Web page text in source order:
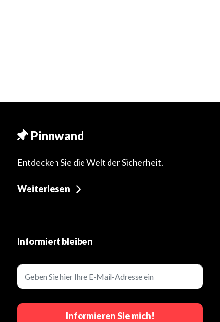
Pinnwand
Entdecken Sie die Welt der Sicherheit.
Weiterlesen
Informiert bleiben
Informieren Sie mich!